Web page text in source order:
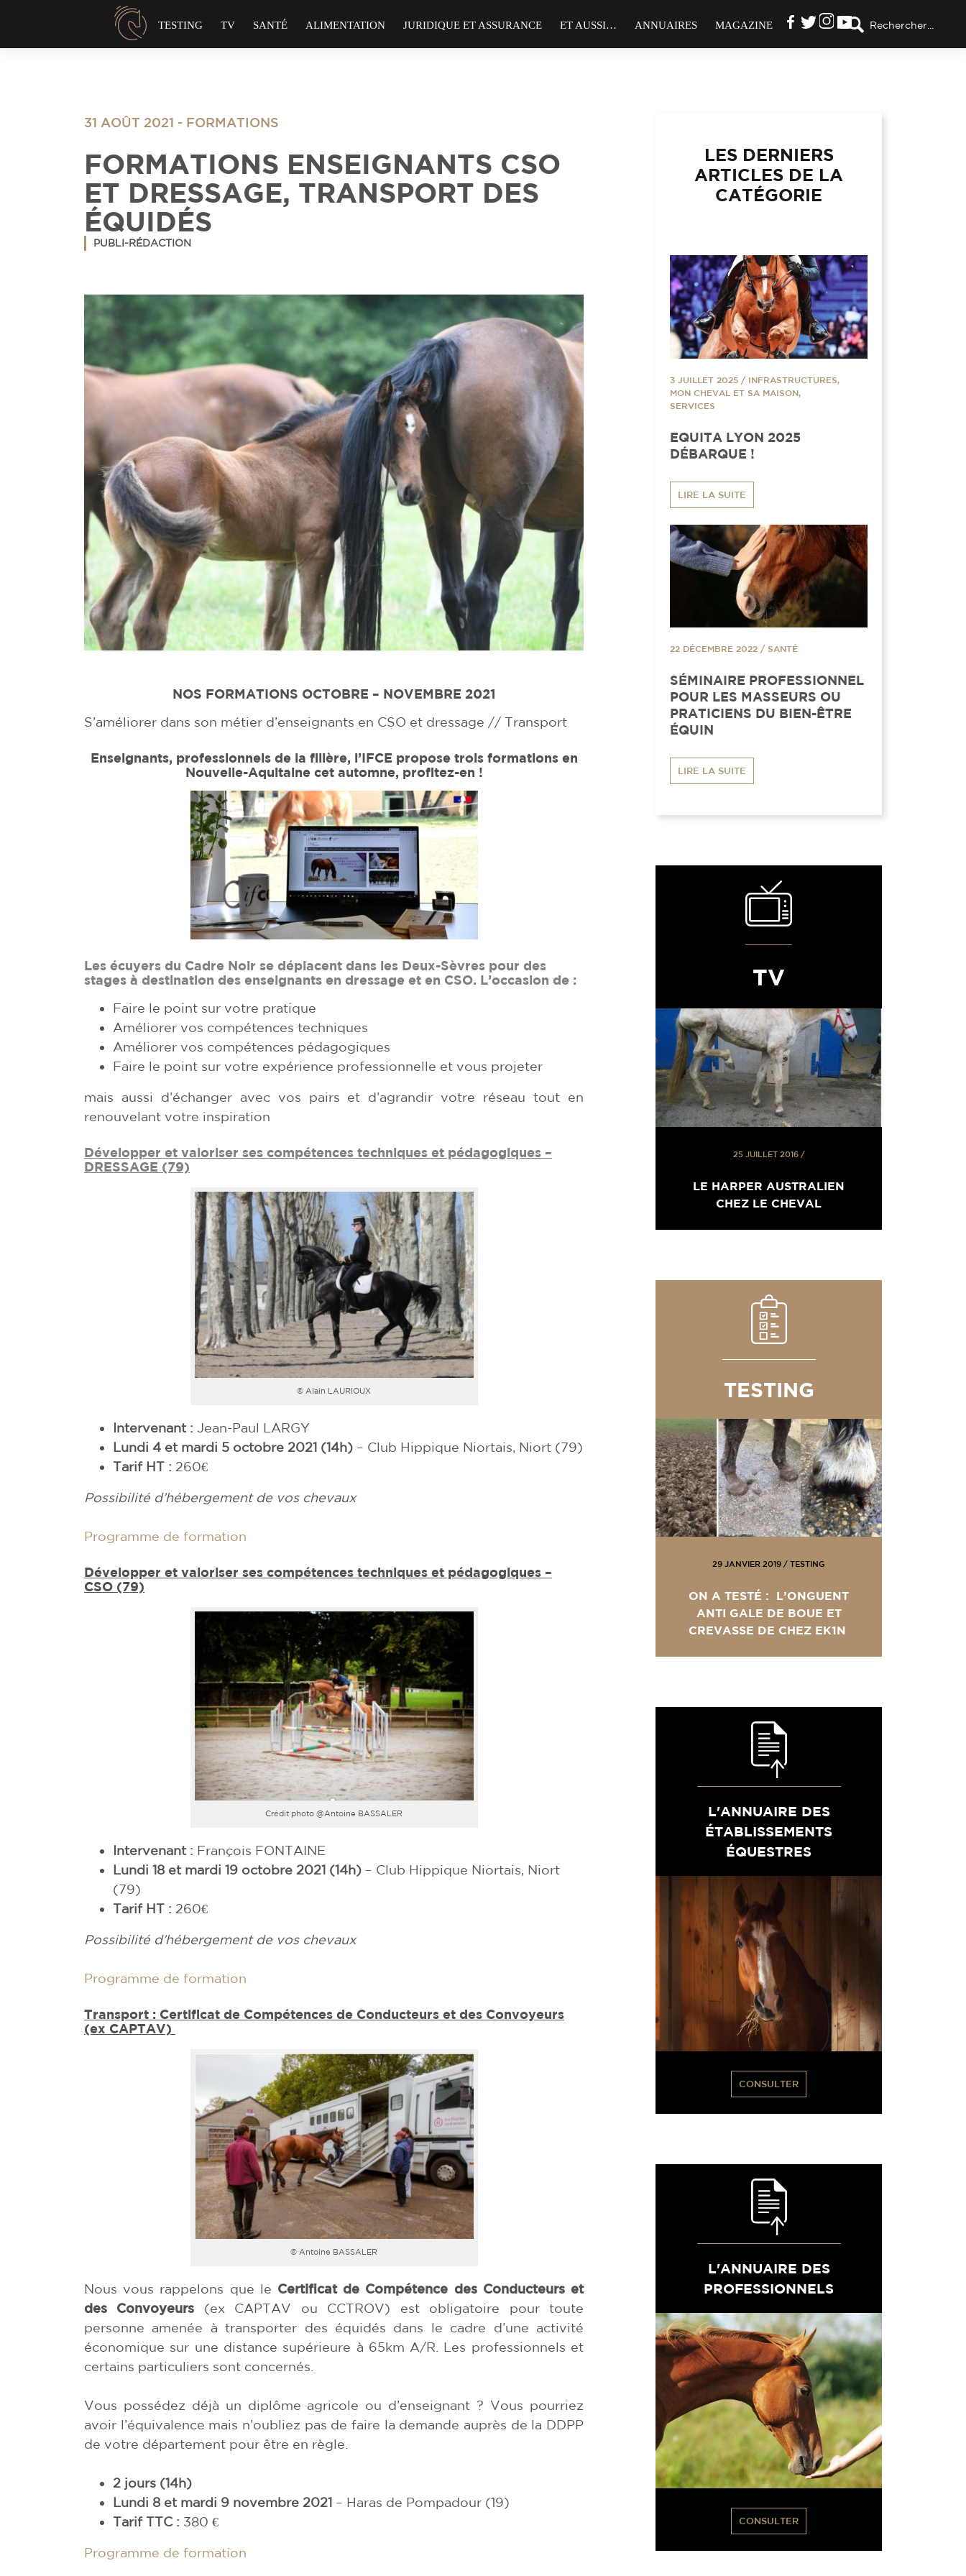
Rechercher...
TESTING TV SANTÉ ALIMENTATION JURIDIQUE ET ASSURANCE ET AUSSI… ANNUAIRES MAGAZINE
31 AOÛT 2021 - FORMATIONS
FORMATIONS ENSEIGNANTS CSO
ET DRESSAGE, TRANSPORT DES
ÉQUIDÉS
PUBLI-RÉDACTION
NOS FORMATIONS OCTOBRE – NOVEMBRE 2021
S’améliorer dans son métier d’enseignants en CSO et dressage // Transport
Enseignants, professionnels de la filière, l’IFCE propose trois formations en
Nouvelle-Aquitaine cet automne, profitez-en !
Les écuyers du Cadre Noir se déplacent dans les Deux-Sèvres pour des
stages à destination des enseignants en dressage et en CSO. L’occasion de :
Faire le point sur votre pratique
Améliorer vos compétences techniques
Améliorer vos compétences pédagogiques
Faire le point sur votre expérience professionnelle et vous projeter
mais aussi d’échanger avec vos pairs et d’agrandir votre réseau tout en
renouvelant votre inspiration
Développer et valoriser ses compétences techniques et pédagogiques –
DRESSAGE (79)
© Alain LAURIOUX
Intervenant : Jean-Paul LARGY
Lundi 4 et mardi 5 octobre 2021 (14h) – Club Hippique Niortais, Niort (79)
Tarif HT : 260€
Possibilité d’hébergement de vos chevaux
Programme de formation
Développer et valoriser ses compétences techniques et pédagogiques –
CSO (79)
Crédit photo @Antoine BASSALER
Intervenant : François FONTAINE
Lundi 18 et mardi 19 octobre 2021 (14h) – Club Hippique Niortais, Niort
(79)
Tarif HT : 260€
Possibilité d’hébergement de vos chevaux
Programme de formation
Transport : Certificat de Compétences de Conducteurs et des Convoyeurs
(ex CAPTAV)
© Antoine BASSALER
Nous vous rappelons que le Certificat de Compétence des Conducteurs et
des Convoyeurs (ex CAPTAV ou CCTROV) est obligatoire pour toute
personne amenée à transporter des équidés dans le cadre d’une activité
économique sur une distance supérieure à 65km A/R. Les professionnels et
certains particuliers sont concernés.
Vous possédez déjà un diplôme agricole ou d’enseignant ? Vous pourriez
avoir l’équivalence mais n’oubliez pas de faire la demande auprès de la DDPP
de votre département pour être en règle.
2 jours (14h)
Lundi 8 et mardi 9 novembre 2021 – Haras de Pompadour (19)
Tarif TTC : 380 €
Programme de formation
LES DERNIERS
ARTICLES DE LA
CATÉGORIE
3 JUILLET 2025 / INFRASTRUCTURES,
MON CHEVAL ET SA MAISON,
SERVICES
EQUITA LYON 2025
DÉBARQUE !
LIRE LA SUITE
22 DÉCEMBRE 2022 / SANTÉ
SÉMINAIRE PROFESSIONNEL
POUR LES MASSEURS OU
PRATICIENS DU BIEN-ÊTRE
ÉQUIN
LIRE LA SUITE
TV
25 JUILLET 2016/
LE HARPER AUSTRALIEN
CHEZ LE CHEVAL
TESTING
29 JANVIER 2019 / TESTING
ON A TESTÉ : L’ONGUENT
ANTI GALE DE BOUE ET
CREVASSE DE CHEZ EK1N
L'ANNUAIRE DES
ÉTABLISSEMENTS
ÉQUESTRES
CONSULTER
L'ANNUAIRE DES
PROFESSIONNELS
CONSULTER
Panneau de gestion des cookies